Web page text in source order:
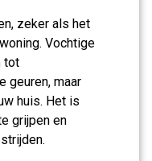
zeker als het
Vochtige
tot
geuren, maar
huis. Het is
grijpen en